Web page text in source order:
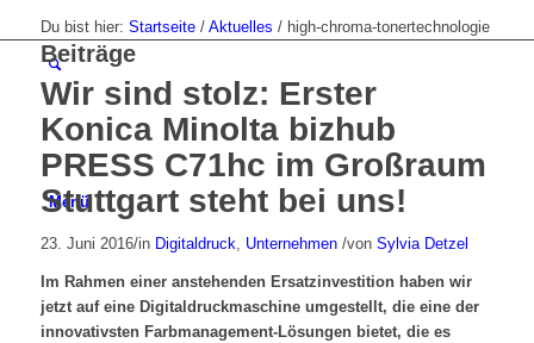
Menü
Du bist hier: Startseite / Aktuelles / high-chroma-tonertechnologie
Beiträge
Wir sind stolz: Erster
Konica Minolta bizhub
PRESS C71hc im Großraum
Stuttgart steht bei uns!
23. Juni 2016/in Digitaldruck, Unternehmen /von Sylvia Detzel
Im Rahmen einer anstehenden Ersatzinvestition haben wir
jetzt auf eine Digitaldruckmaschine umgestellt, die eine der
innovativsten Farbmanagement-Lösungen bietet, die es